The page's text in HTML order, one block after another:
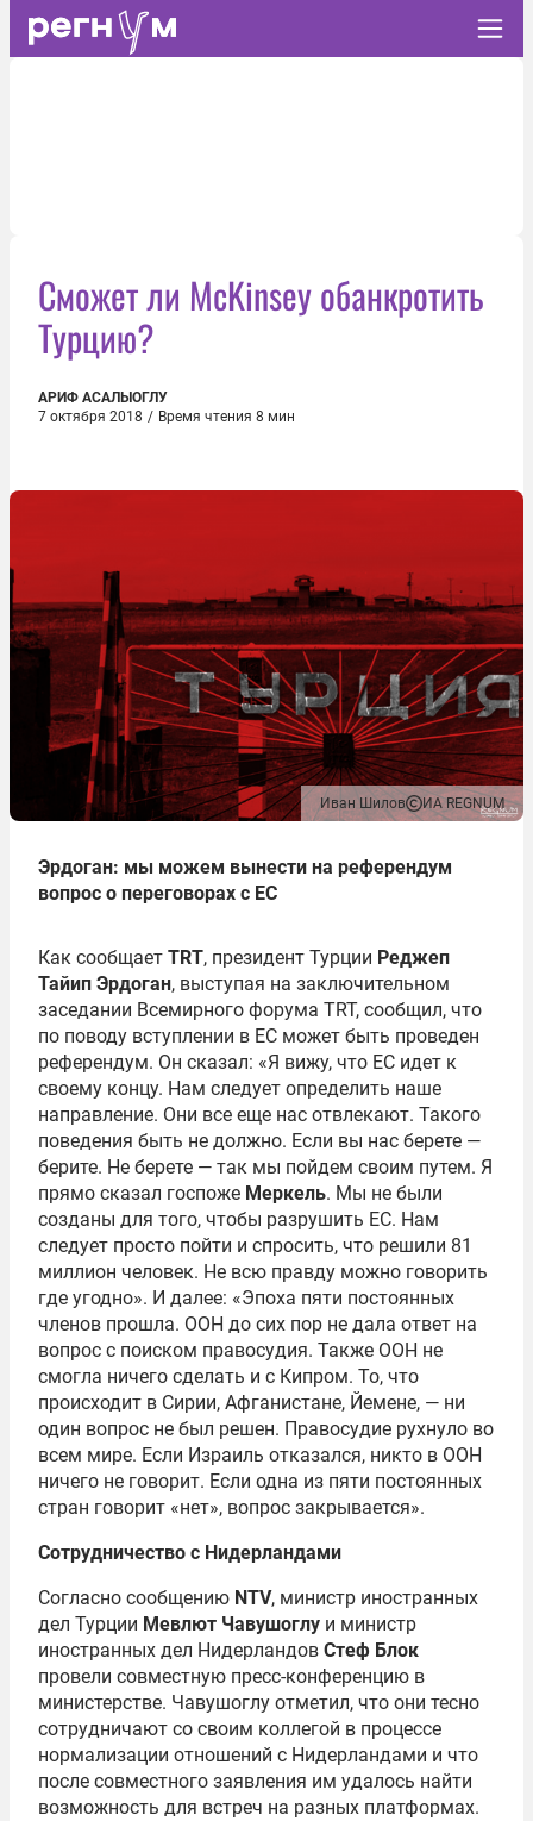
Сможет ли McKinsey обанкротить
Турцию?
АРИФ АСАЛЫОГЛУ
7 октября 2018 / Время чтения 8 мин
Иван Шилов ИА REGNUM
Эрдоган: мы можем вынести на референдум
вопрос о переговорах с ЕС
Как сообщает TRT, президент Турции Реджеп
Тайип Эрдоган, выступая на заключительном
заседании Всемирного форума TRT, сообщил, что
по поводу вступлении в ЕС может быть проведен
референдум. Он сказал: «Я вижу, что ЕС идет к
своему концу. Нам следует определить наше
направление. Они все еще нас отвлекают. Такого
поведения быть не должно. Если вы нас берете —
берите. Не берете — так мы пойдем своим путем. Я
прямо сказал госпоже Меркель. Мы не были
созданы для того, чтобы разрушить ЕС. Нам
следует просто пойти и спросить, что решили 81
миллион человек. Не всю правду можно говорить
где угодно». И далее: «Эпоха пяти постоянных
членов прошла. ООН до сих пор не дала ответ на
вопрос с поиском правосудия. Также ООН не
смогла ничего сделать и с Кипром. То, что
происходит в Сирии, Афганистане, Йемене, — ни
один вопрос не был решен. Правосудие рухнуло во
всем мире. Если Израиль отказался, никто в ООН
ничего не говорит. Если одна из пяти постоянных
стран говорит «нет», вопрос закрывается».
Сотрудничество с Нидерландами
Согласно сообщению NTV, министр иностранных
дел Турции Мевлют Чавушоглу и министр
иностранных дел Нидерландов Стеф Блок
провели совместную пресс-конференцию в
министерстве. Чавушоглу отметил, что они тесно
сотрудничают со своим коллегой в процессе
нормализации отношений с Нидерландами и что
после совместного заявления им удалось найти
возможность для встреч на разных платформах.